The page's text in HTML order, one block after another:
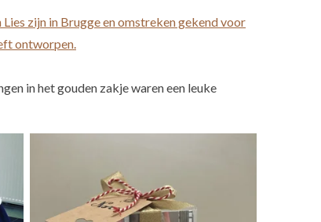
zijn in Brugge en omstreken gekend voor
ontworpen.
in het gouden zakje waren een leuke